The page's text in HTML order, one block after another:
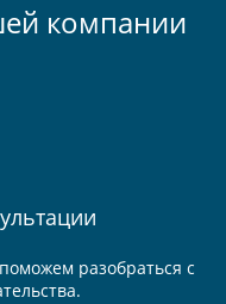
компании
разобраться с